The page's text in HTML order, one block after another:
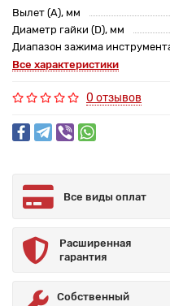
Вылет (A), мм
Диаметр гайки (D), мм
Диапазон зажима
Все характеристики
0 отзывов
Все виды оплат
Расширенная
гарантия
Собственный